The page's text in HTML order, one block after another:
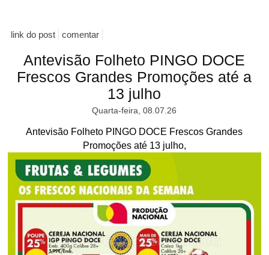
link do post comentar
Antevisão Folheto PINGO DOCE
Frescos Grandes Promoções até a
13 julho
Quarta-feira, 08.07.26
Antevisão Folheto PINGO DOCE Frescos Grandes
Promoções até 13 julho,